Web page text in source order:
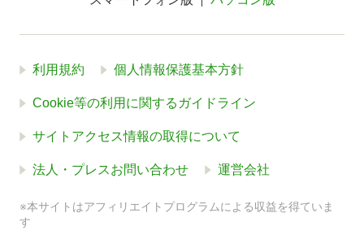
利用規約 個人情報保護基本方針
Cookie等の利用に関するガイドライン
サイトアクセス情報の取得について
法人・プレスお問い合わせ 運営会社
※本サイトはアフィリエイトプログラムによる収益を得ていま
す